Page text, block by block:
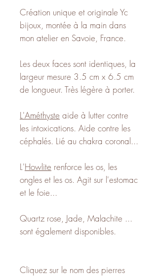
Création unique et originale Yc
bijoux, montée à la main dans
mon atelier en Savoie, France.
Les deux faces sont identiques, la
largeur mesure 3.5 cm x 6.5 cm
de longueur. Très légère à porter.
L'Améthyste aide à lutter contre
les intoxications. Aide contre les
céphalés. Lié au chakra coronal...
L'Howlite renforce les os, les
ongles et les os. Agit sur l'estomac
et le foie...
Quartz rose, Jade, Malachite ...
sont également disponibles.
Cliquez sur le nom des pierres